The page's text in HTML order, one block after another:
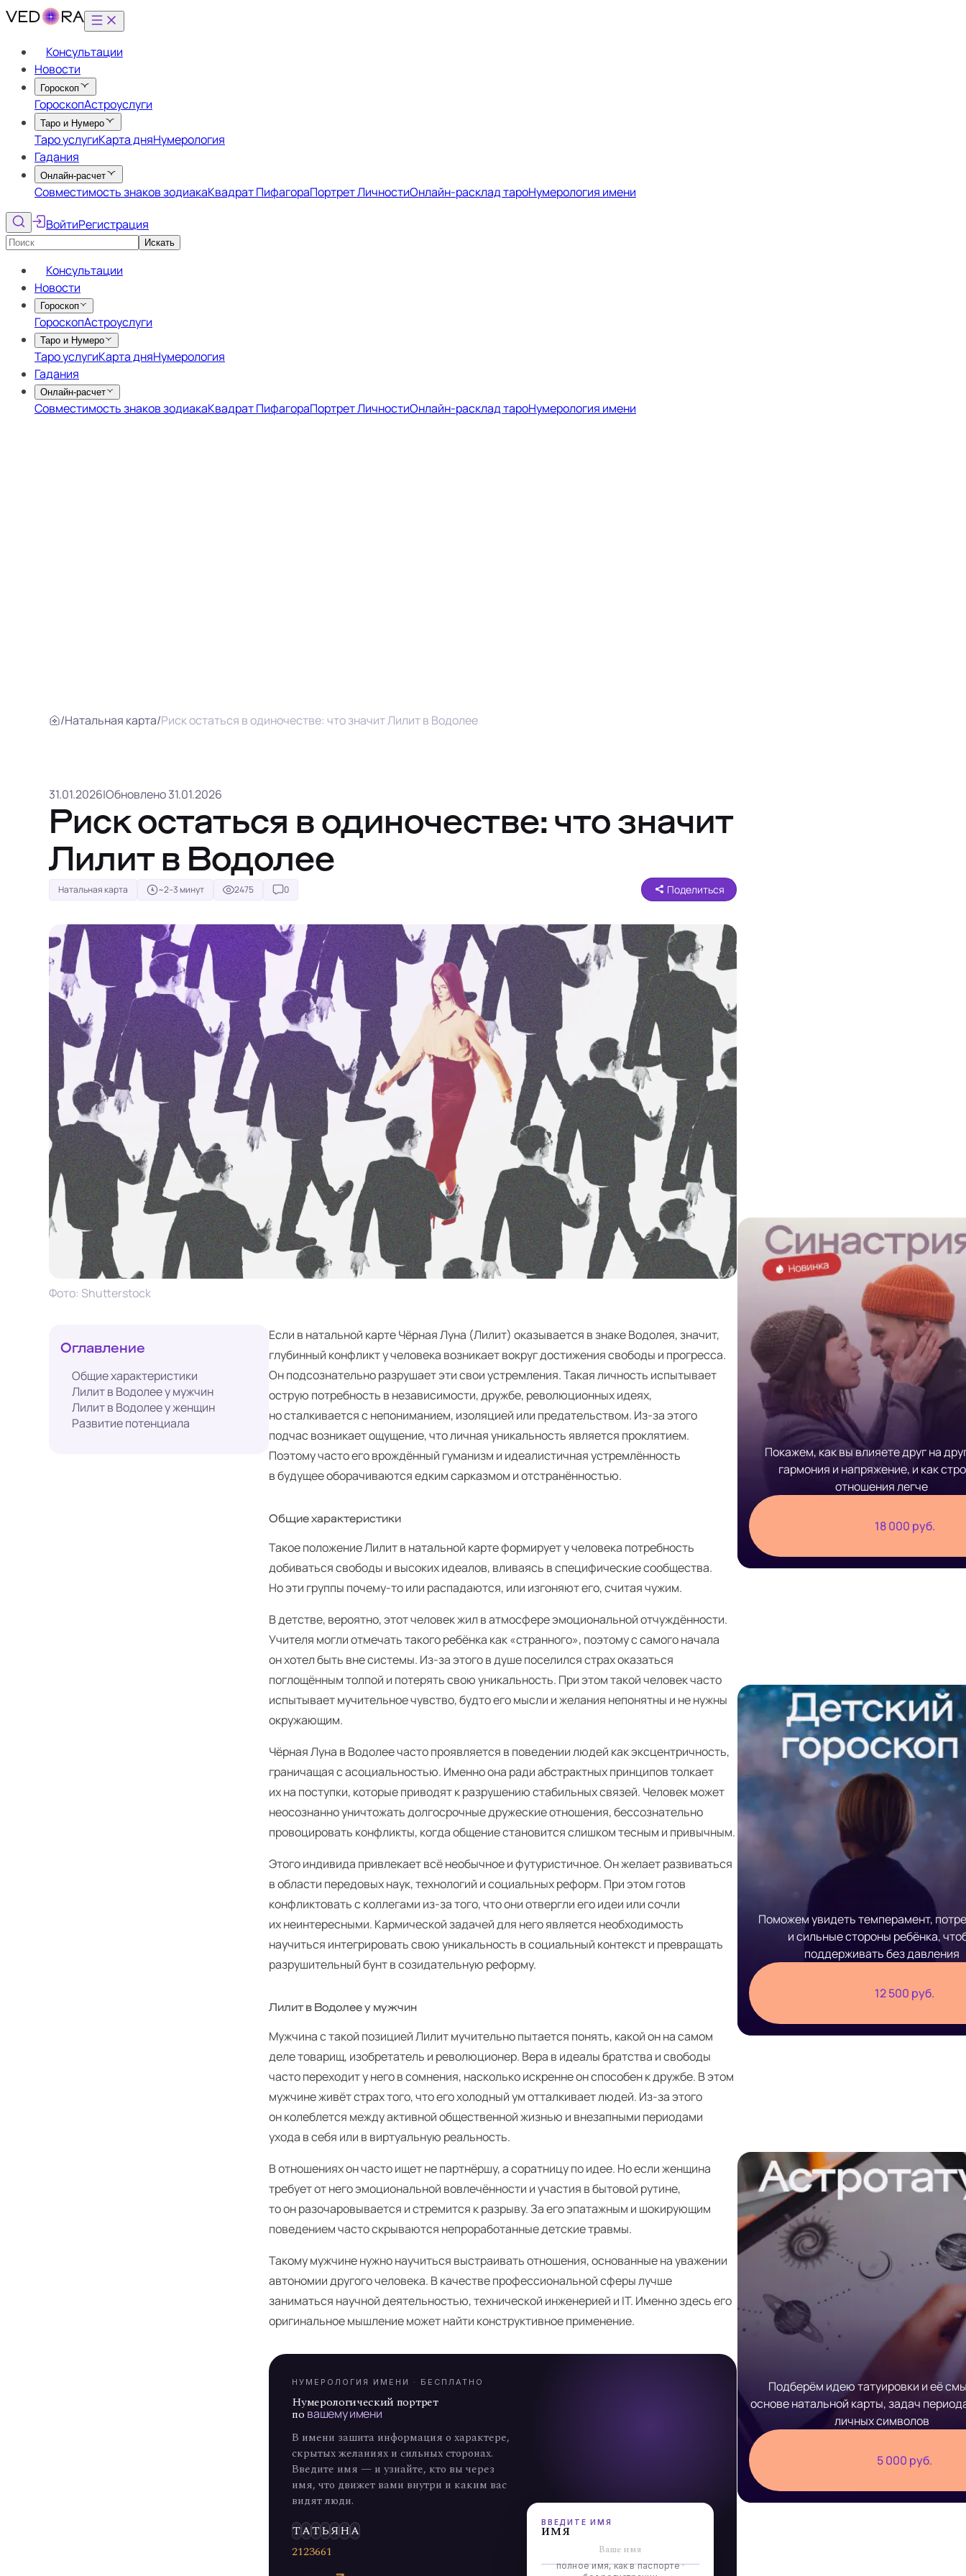
/Натальная карта/Риск остаться в одиночестве: что значит Лилит в Водолее
31.01.2026|Обновлено 31.01.2026
Риск остаться в одиночестве: что значит
Лилит в Водолее
Натальная карта ~2–3 минут 2475 0 Поделиться
Фото: Shutterstock
Оглавление
Общие характеристики
Лилит в Водолее у мужчин
Лилит в Водолее у женщин
Развитие потенциала
Если в натальной карте Чёрная Луна (Лилит) оказывается в знаке Водолея, значит,
глубинный конфликт у человека возникает вокруг достижения свободы и прогресса.
Он подсознательно разрушает эти свои устремления. Такая личность испытывает
острую потребность в независимости, дружбе, революционных идеях,
но сталкивается с непониманием, изоляцией или предательством. Из-за этого
подчас возникает ощущение, что личная уникальность является проклятием.
Поэтому часто его врождённый гуманизм и идеалистичная устремлённость
в будущее оборачиваются едким сарказмом и отстранённостью.
Общие характеристики
Такое положение Лилит в натальной карте формирует у человека потребность
добиваться свободы и высоких идеалов, вливаясь в специфические сообщества.
Но эти группы почему-то или распадаются, или изгоняют его, считая чужим.
В детстве, вероятно, этот человек жил в атмосфере эмоциональной отчуждённости.
Учителя могли отмечать такого ребёнка как «странного», поэтому с самого начала
он хотел быть вне системы. Из-за этого в душе поселился страх оказаться
поглощённым толпой и потерять свою уникальность. При этом такой человек часто
испытывает мучительное чувство, будто его мысли и желания непонятны и не нужны
окружающим.
Чёрная Луна в Водолее часто проявляется в поведении людей как эксцентричность,
граничащая с асоциальностью. Именно она ради абстрактных принципов толкает
их на поступки, которые приводят к разрушению стабильных связей. Человек может
неосознанно уничтожать долгосрочные дружеские отношения, бессознательно
провоцировать конфликты, когда общение становится слишком тесным и привычным.
Этого индивида привлекает всё необычное и футуристичное. Он желает развиваться
в области передовых наук, технологий и социальных реформ. При этом готов
конфликтовать с коллегами из-за того, что они отвергли его идеи или сочли
их неинтересными. Кармической задачей для него является необходимость
научиться интегрировать свою уникальность в социальный контекст и превращать
разрушительный бунт в созидательную реформу.
Лилит в Водолее у мужчин
Мужчина с такой позицией Лилит мучительно пытается понять, какой он на самом
деле товарищ, изобретатель и революционер. Вера в идеалы братства и свободы
часто переходит у него в сомнения, насколько искренне он способен к дружбе. В этом
мужчине живёт страх того, что его холодный ум отталкивает людей. Из-за этого
он колеблется между активной общественной жизнью и внезапными периодами
ухода в себя или в виртуальную реальность.
В отношениях он часто ищет не партнёршу, а соратницу по идее. Но если женщина
требует от него эмоциональной вовлечённости и участия в бытовой рутине,
то он разочаровывается и стремится к разрыву. За его эпатажным и шокирующим
поведением часто скрываются непроработанные детские травмы.
Такому мужчине нужно научиться выстраивать отношения, основанные на уважении
автономии другого человека. В качестве профессиональной сферы лучше
заниматься научной деятельностью, технической инженерией и IT. Именно здесь его
оригинальное мышление может найти конструктивное применение.
А
7
ЯНУМЕРОЛОГИЯ ИМЕНИ · БЕСПЛАТНО
Нумерологический портрет
по вашему имени
В имени зашита информация о характере,
скрытых желаниях и сильных сторонах.
Введите имя — и узнайте, кто вы через
имя, что движет вами внутри и каким вас
видят люди.
ТАТЬЯНА
2123661
ВВЕДИТЕ ИМЯ
имя
полное имя, как в паспорте ·
Покажем, как вы влияете друг на
гармония и напряжение, и как
отношения легче
18 000 руб.
Поможем увидеть темперамент,
и сильные стороны ребёнка,
поддерживать без давления
12 500 руб.
Подберём идею татуировки и её
основе натальной карты, задач
личных символов
5 000 руб.